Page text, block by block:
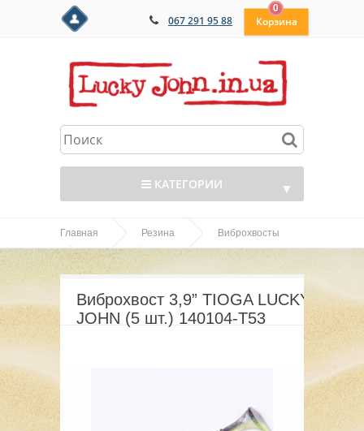
067 291 95 88
0
КАТЕГОРИИ ▼
▼
Главная Резина Виброхвосты
Tioga Виброхвост 3,9” TIOGA LUCKY
JOHN (5 шт.) 140104-T53
Виброхвост 3,9” TIOGA LUCKY
JOHN (5 шт.) 140104-T53